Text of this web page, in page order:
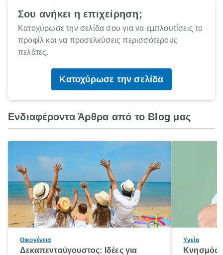
Σου ανήκει η επιχείρηση;
Κατοχύρωσε την σελίδα σου για να εμπλουτίσεις το
προφίλ και να προσελκύσεις περισσότερους
πελάτες.
Κατοχύρωσε την σελίδα
Ενδιαφέροντα Άρθρα από το Blog μας
Οικογένεια
Δεκαπενταύγουστος: Ιδέες για
Υγεία
Κνησμός: